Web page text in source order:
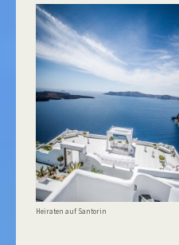
Heiraten auf Santorin